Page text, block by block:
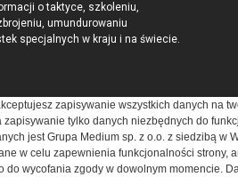
o taktyce, szkoleniu,
umundurowaniu
specjalnych w kraju i na świecie.
korzystania z portalu
zapisywanie wszystkich danych na
zapisywanie tylko danych niezbędnych do
jest Grupa Medium sp. z o.o. z siedzibą w
w celu zapewnienia funkcjonalności strony,
do wycofania zgody w dowolnym momencie.